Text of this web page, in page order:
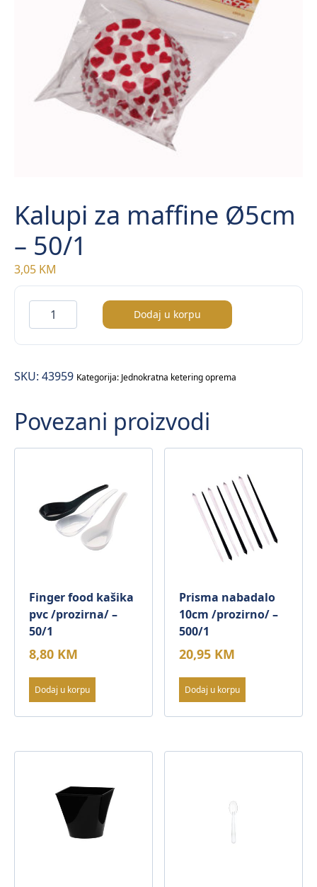
Kalupi za maffine Ø5cm
– 50/1
3,05 KM
Kalupi
za
maffine
–
količina
Dodaj u korpu
SKU: 43959 Kategorija: Jednokratna ketering oprema
Povezani proizvodi
Finger food kašika
pvc /prozirna/ –
50/1
8,80 KM
Dodaj u korpu
Prisma nabadalo
10cm /prozirno/ –
500/1
20,95 KM
Dodaj u korpu